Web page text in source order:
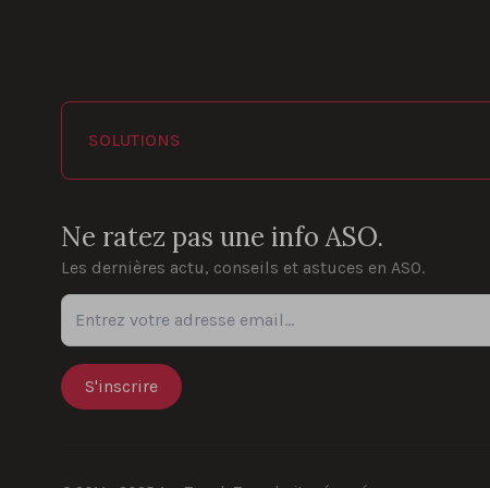
SOLUTIONS
Ne ratez pas une info ASO.
Les dernières actu, conseils et astuces en ASO.
Entrez votre adresse email...